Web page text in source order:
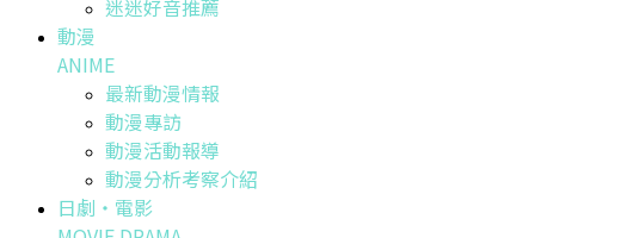
迷迷好音推薦
動漫
ANIME
最新動漫情報
動漫專訪
動漫活動報導
動漫分析考察介紹
日劇・電影